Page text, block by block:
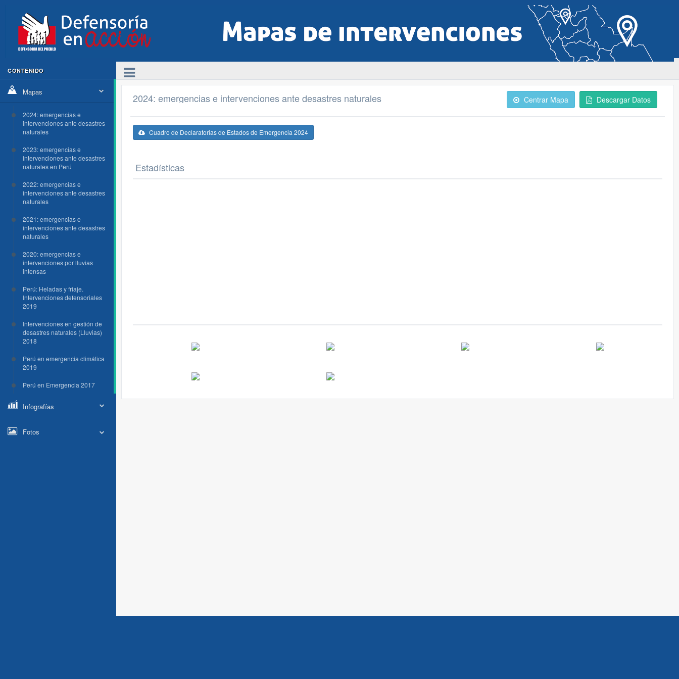
CONTENIDO
Mapas
2024: emergencias e
intervenciones ante desastres
naturales
2023: emergencias e
intervenciones ante desastres
naturales en Perú
2022: emergencias e
intervenciones ante desastres
naturales
2021: emergencias e
intervenciones ante desastres
naturales
2020: emergencias e
intervenciones por lluvias
intensas
Perú: Heladas y friaje.
Intervenciones defensoriales
2019
Intervenciones en gestión de
desastres naturales (Lluvias)
2018
Perú en emergencia climática
2019
Perú en Emergencia 2017
Infografías
Fotos
2024: emergencias e intervenciones ante desastres naturales Centrar Mapa Descargar Datos
Cuadro de Declaratorias de Estados de Emergencia 2024
Estadísticas